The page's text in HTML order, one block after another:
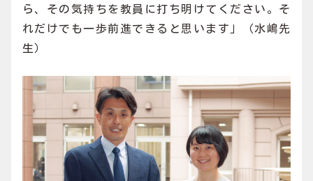
ら、その気持ちを教員に打ち明けてください。そ
れだけでも一歩前進できると思います」（水嶋先
生）